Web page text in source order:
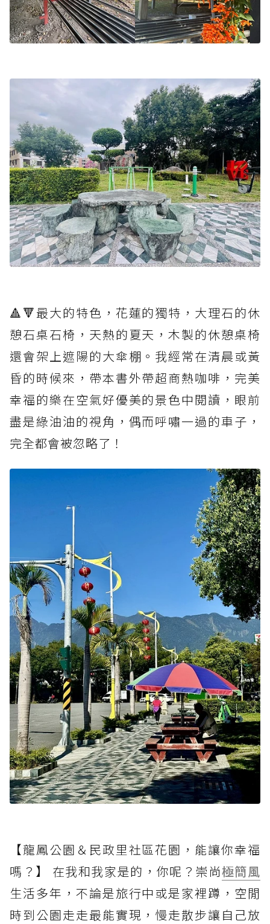
🔺🔻最大的特色，花蓮的獨特，大理石的休
憩石桌石椅，天熱的夏天，木製的休憩桌椅
還會架上遮陽的大傘棚。我經常在清晨或黃
昏的時候來，帶本書外帶超商熱咖啡，完美
幸福的樂在空氣好優美的景色中閱讀，眼前
盡是綠油油的視角，偶而呼嘯一過的車子，
完全都會被忽略了！
【龍鳳公園＆民政里社區花園，能讓你幸福
嗎？】 在我和我家是的，你呢？崇尚極簡風
生活多年，不論是旅行中或是家裡蹲，空閒
時到公園走走最能實現，慢走散步讓自己放